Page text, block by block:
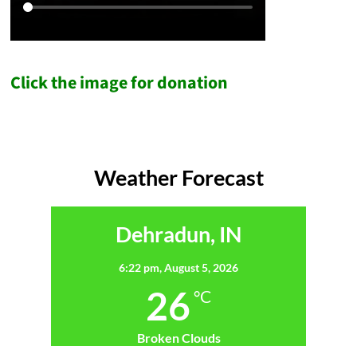
Click the image for donation
Weather Forecast
Dehradun, IN
6:22 pm,August 5, 2026
26 °C
Broken Clouds